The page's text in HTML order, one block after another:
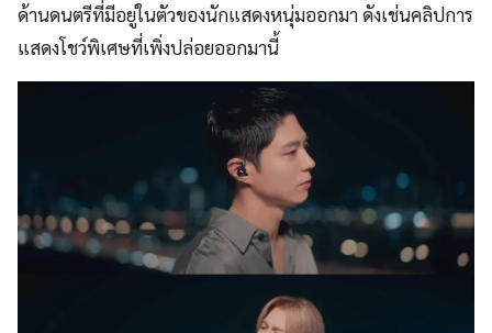
ด้านดนตรีที่มีอยู่ในตัวของนักแสดงหนุ่มออกมา ดังเช่นคลิปการ
แสดงโชว์พิเศษที่เพิ่งปล่อยออกมานี้